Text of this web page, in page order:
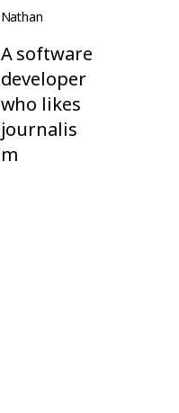
Nathan
A software
developer
who likes
journalis
m